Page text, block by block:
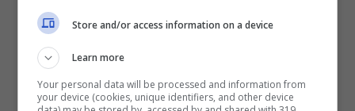
probabilità di vittoria ti
offre
Basta schiacciare sul pulsante verde
Store and/or access information on a device
Learn more
Your personal data will be processed and information from
your device (cookies, unique identifiers, and other device